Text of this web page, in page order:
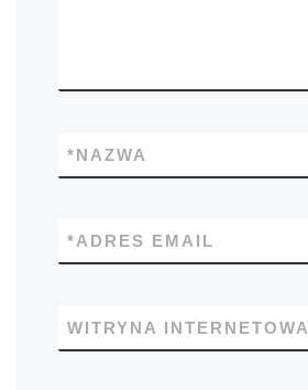
NAZWA
*
ADRES EMAIL
*
WITRYNA INTERNETOWA